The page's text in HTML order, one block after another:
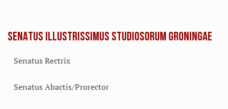
SENATUS ILLUSTRISSIMUS STUDIOSORUM GRONINGAE
Senatus Rectrix
Senatus Abactis/Prorector